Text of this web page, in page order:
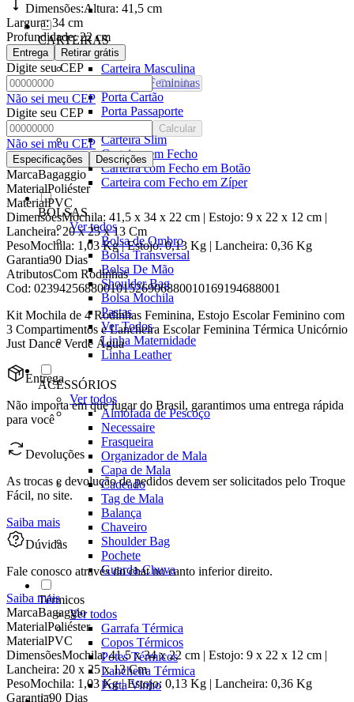
CARTEIRAS
Ver todos
Carteira Masculina
Carteiras Femininas
Porta Cartão
Porta Passaporte
Ver Todos
Carteira Slim
Carteira sem Fecho
Carteira com Fecho em Botão
Carteira com Fecho em Zíper
BOLSAS
Ver todos
Bolsa de Ombro
Bolsa Transversal
Bolsa De Mão
Shoulder Bag
Bolsa Mochila
Pastas
Ver Todos
Linha Maternidade
Linha Leather
ACESSÓRIOS
Ver todos
Almofada de Pescoço
Necessaire
Frasqueira
Organizador de Mala
Capa de Mala
Cadeado
Tag de Mala
Balança
Chaveiro
Shoulder Bag
Pochete
Guarda-Chuva
Térmicos
Ver todos
Garrafa Térmica
Copos Térmicos
Potes Térmicos
Lancheira Térmica
Porta Vinho
Dimensões:Altura: 41,5 cm
Largura: 34 cm
Profundidade: 22 cm
Entrega Retirar grátis
Digite seu CEP
Calcular
Não sei meu CEP
Digite seu CEP
Calcular
Não sei meu CEP
Especificações Descrições
MarcaBagaggio
MaterialPoliéster
MaterialPVC
DimensõesMochila: 41,5 x 34 x 22 cm | Estojo: 9 x 22 x 12 cm |
Lancheira: 20 x 25 x 13 Cm
PesoMochila: 1,03 Kg | Estojo: 0,13 Kg | Lancheira: 0,36 Kg
Garantia90 Dias
AtributosCom Rodinhas
Cod: 023942568800101526906880010169194688001
Kit Mochila de 4 Rodinhas Feminina, Estojo Escolar Feminino com
3 Compartimentos e Lancheira Escolar Feminina Térmica Unicórnio
Just Dance Verde Água
Entrega
Não importa em que lugar do Brasil, garantimos uma entrega rápida
para você
Devoluções
As trocas e devolução de pedidos devem ser solicitados pelo Troque
Fácil, no site.
Saiba mais
Dúvidas
Fale conosco através do chat no canto inferior direito.
Saiba mais
MarcaBagaggio
MaterialPoliéster
MaterialPVC
DimensõesMochila: 41,5 x 34 x 22 cm | Estojo: 9 x 22 x 12 cm |
Lancheira: 20 x 25 x 13 Cm
PesoMochila: 1,03 Kg | Estojo: 0,13 Kg | Lancheira: 0,36 Kg
Garantia90 Dias